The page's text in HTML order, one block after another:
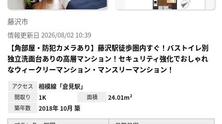
藤沢市
情報更新日 2026/08/02 10:39
【角部屋・防犯カメラあり】藤沢駅徒歩圏内すぐ！バストイレ別
独立洗面台ありの高層マンション！セキュリティ強化でおしゃれ
なウィークリーマンション・マンスリーマンション！
アクセス 相模線「倉見駅」
間取り 1K 面積 24.01m²
築年数 2018年 10月 築